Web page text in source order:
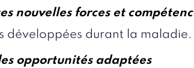
nouvelles forces et
développées durant la maladie.
opportunités adaptées